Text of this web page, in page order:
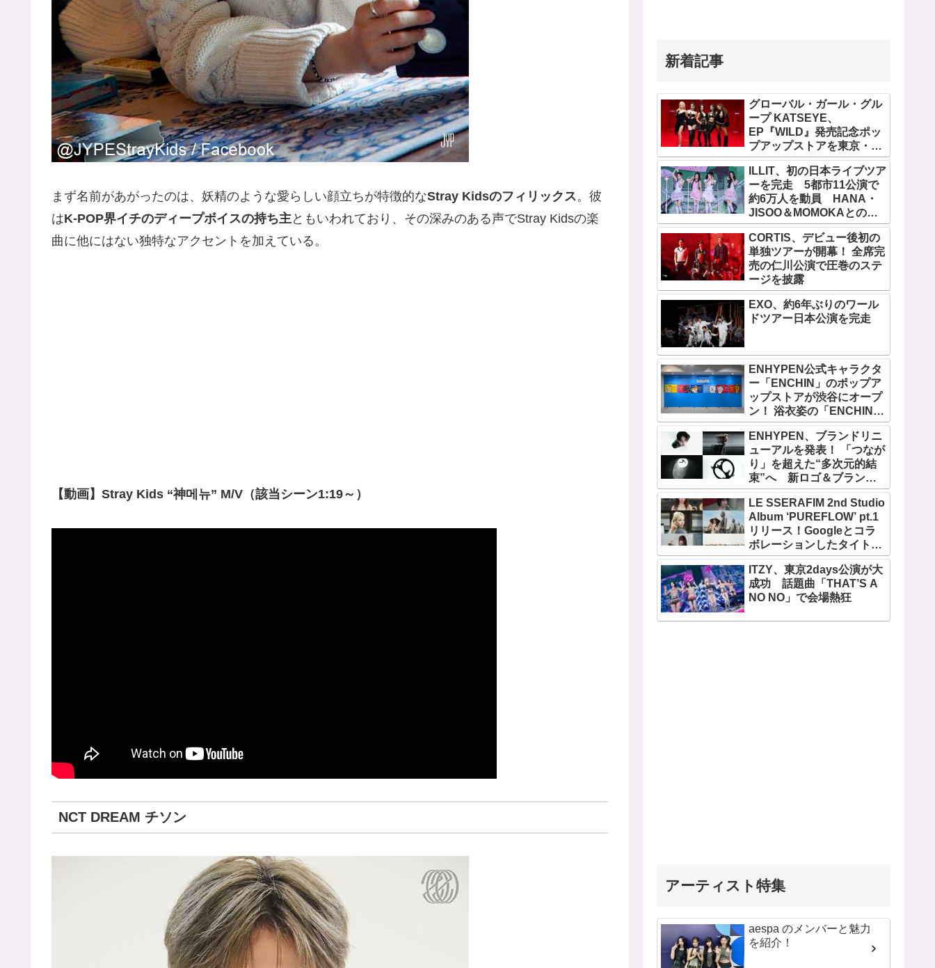
まず名前があがったのは、妖精のような愛らしい顔立ちが特徴的なStray Kidsのフィリックス。彼
はK-POP界イチのディープボイスの持ち主ともいわれており、その深みのある声でStray Kidsの楽
曲に他にはない独特なアクセントを加えている。
【動画】Stray Kids “神메뉴” M/V（該当シーン1:19～）
NCT DREAM チソン
新着記事
グローバル・ガール・グル
ープ KATSEYE、
EP『WILD』発売記念ポッ
プアップストアを東京・原
宿で開催 限定グッズも登
場ILLIT、初の日本ライブツア
ーを完走 5都市11公演で
約6万人を動員 HANA・
JISOO＆MOMOKAとのス
ペシャルコラボも実現
CORTIS、デビュー後初の
単独ツアーが開幕！ 全席完
売の仁川公演で圧巻のステ
ージを披露
EXO、約6年ぶりのワール
ドツアー日本公演を完走
ENHYPEN公式キャラクタ
ー「ENCHIN」のポップア
ップストアが渋谷にオープ
ン！ 浴衣姿の「ENCHIN」
が登場
ENHYPEN、ブランドリニ
ューアルを発表！ 「つなが
り」を超えた“多次元的結
束”へ 新ロゴ＆ブランド
フィルム公開
LE SSERAFIM 2nd Studio
Album ‘PUREFLOW’ pt.1
リリース！Googleとコラ
ボレーションしたタイトル
曲「BOOMPALA」MVも公
開
ITZY、東京2days公演が大
成功 話題曲「THAT’S A
NO NO」で会場熱狂
アーティスト特集
aespa のメンバーと魅力
を紹介！